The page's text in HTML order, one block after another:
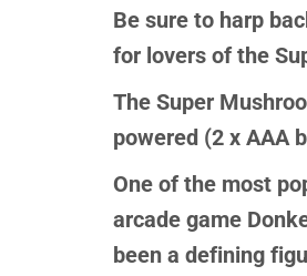
Be sure to harp
for lovers of the
The Super
powered (2 x AAA
One of the most
arcade game
been a defining